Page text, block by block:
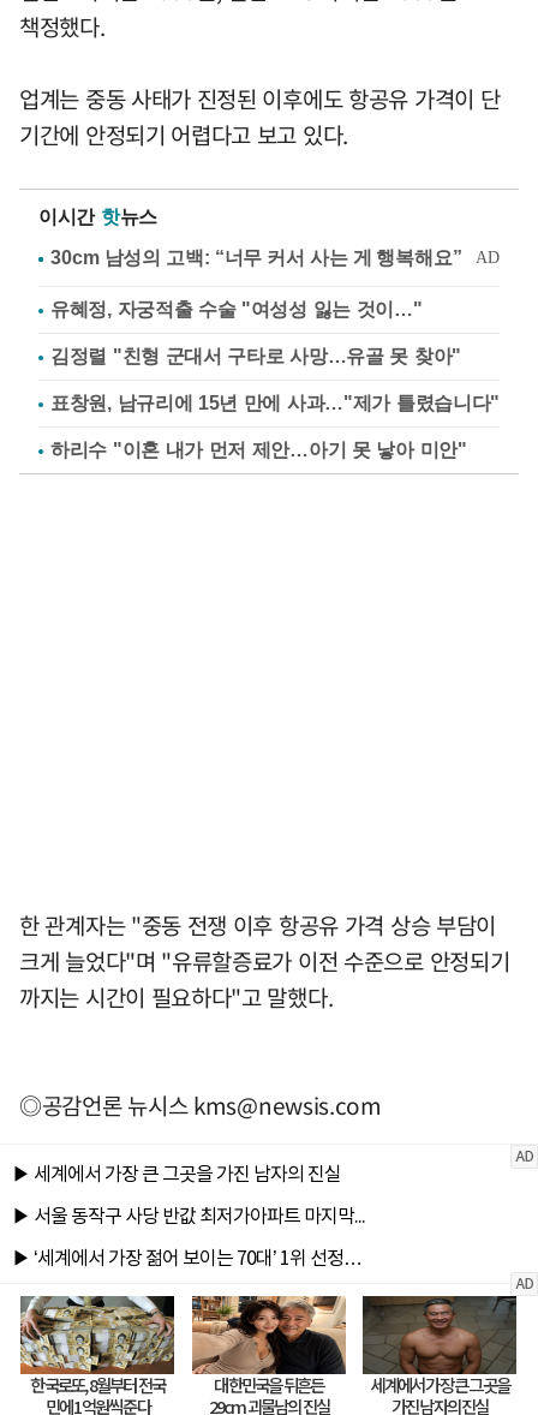
책정했다.
업계는 중동 사태가 진정된 이후에도 항공유 가격이 단
기간에 안정되기 어렵다고 보고 있다.
이시간 핫뉴스
유혜정, 자궁적출 수술 "여성성 잃는 것이…"
김정렬 "친형 군대서 구타로 사망…유골 못 찾아"
표창원, 남규리에 15년 만에 사과…"제가 틀렸습니다"
하리수 "이혼 내가 먼저 제안…아기 못 낳아 미안"
한 관계자는 "중동 전쟁 이후 항공유 가격 상승 부담이
크게 늘었다"며 "유류할증료가 이전 수준으로 안정되기
까지는 시간이 필요하다"고 말했다.
◎공감언론 뉴시스kms@newsis.com